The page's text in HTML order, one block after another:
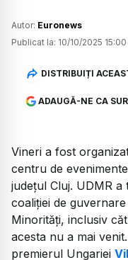
Autor: Euronews
Publicat la: 10/10/2025 15:00
DISTRIBUIȚI
ADAUGĂ-NE CA
Vineri a fost
centru de
județul Cluj. UDMR a
coaliției de
Minorități, inclusiv
acesta nu a mai
premierul Ungariei